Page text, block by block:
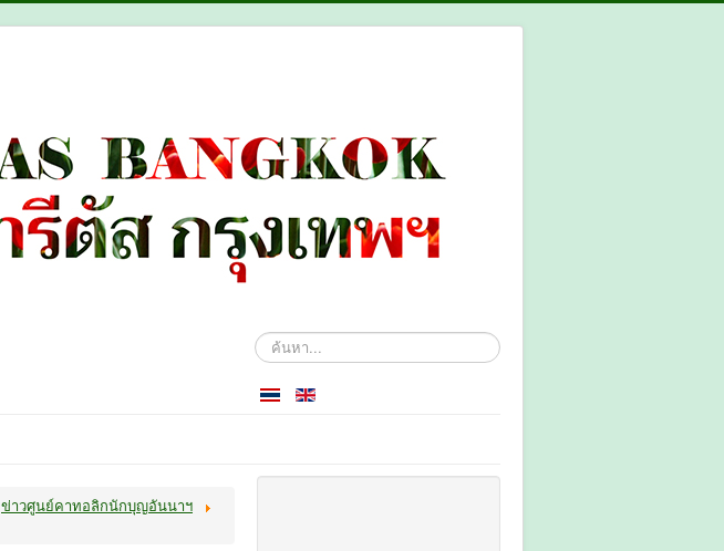
ค้นหา...
ข่าวศูนย์คาทอลิกนักบุญอันนาฯ